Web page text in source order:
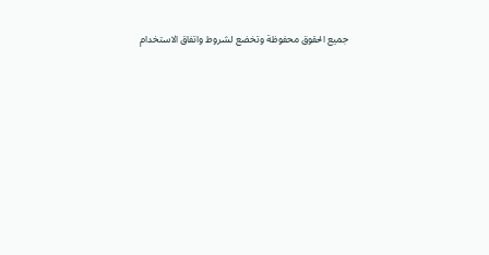
جميع الحقوق محفوظة وتخضع لشروط واتفاق الاستخدام